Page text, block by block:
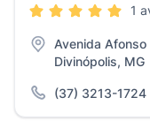
1
Avenida
Divinópolis, MG
(37) 3213-1724